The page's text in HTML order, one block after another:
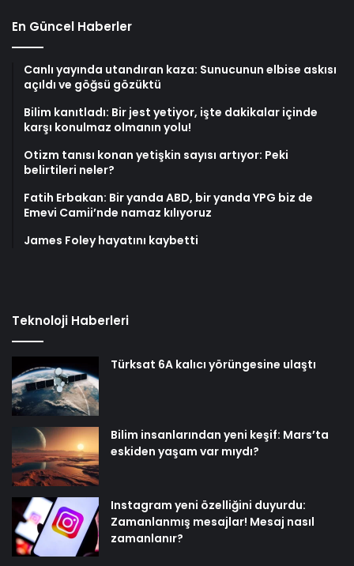
En Güncel Haberler
Canlı yayında utandıran kaza: Sunucunun elbise askısı
açıldı ve göğsü gözüktü
Bilim kanıtladı: Bir jest yetiyor, işte dakikalar içinde
karşı konulmaz olmanın yolu!
Otizm tanısı konan yetişkin sayısı artıyor: Peki
belirtileri neler?
Fatih Erbakan: Bir yanda ABD, bir yanda YPG biz de
Emevi Camii’nde namaz kılıyoruz
James Foley hayatını kaybetti
Teknoloji Haberleri
Türksat 6A kalıcı yörüngesine ulaştı
Bilim insanlarından yeni keşif: Mars’ta
eskiden yaşam var mıydı?
Instagram yeni özelliğini duyurdu:
Zamanlanmış mesajlar! Mesaj nasıl
zamanlanır?